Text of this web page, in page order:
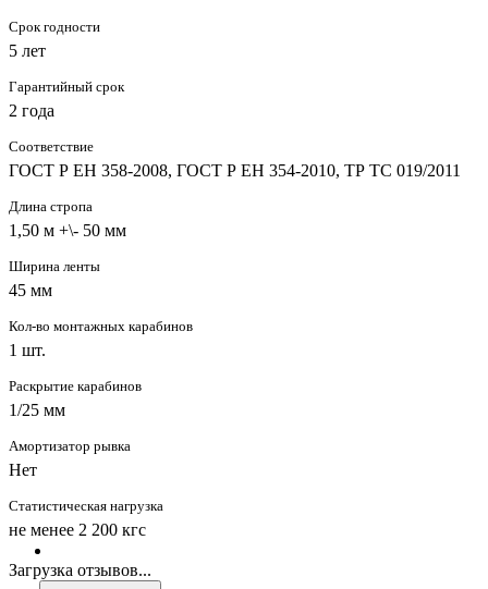
Срок годности
5 лет
Гарантийный срок
2 года
Соответствие
ГОСТ Р ЕН 358-2008, ГОСТ Р ЕН 354-2010, ТР ТС 019/2011
Длина стропа
1,50 м +\- 50 мм
Ширина ленты
45 мм
Кол-во монтажных карабинов
1 шт.
Раскрытие карабинов
1/25 мм
Амортизатор рывка
Нет
Статистическая нагрузка
не менее 2 200 кгс
Загрузка отзывов...